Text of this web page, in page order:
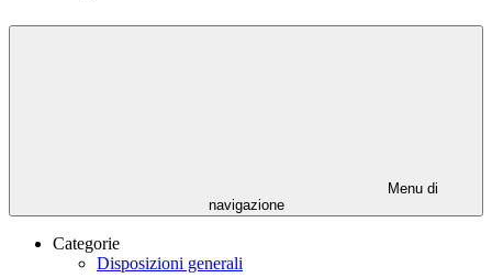
Menu di
navigazione
Categorie
Disposizioni generali